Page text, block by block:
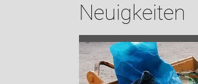
Neuigkeiten